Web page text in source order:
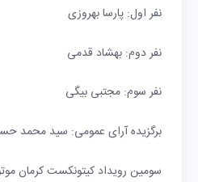
نفر اول: پارسا بهروزی
نفر دوم: بهشاد قدمی
نفر سوم: مجتبی بیگی
برگزیده آرای عمومی: سید محمد
سومین رویداد کیتونکست کرمان